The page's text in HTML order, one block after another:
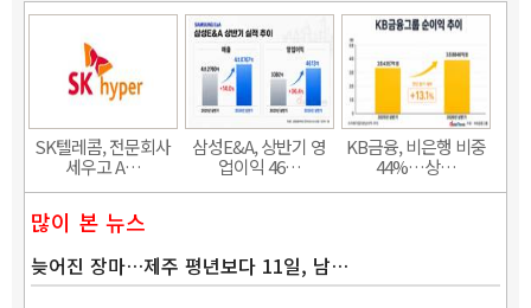
SK텔레콤, 전문회사
세우고 A…
삼성E&A, 상반기 영
업이익 46…
KB금융, 비은행 비중
44%…상…
많이 본 뉴스
늦어진 장마…제주 평년보다 11일, 남…